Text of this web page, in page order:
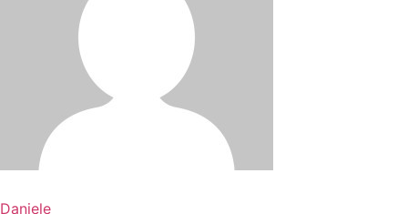
Daniele